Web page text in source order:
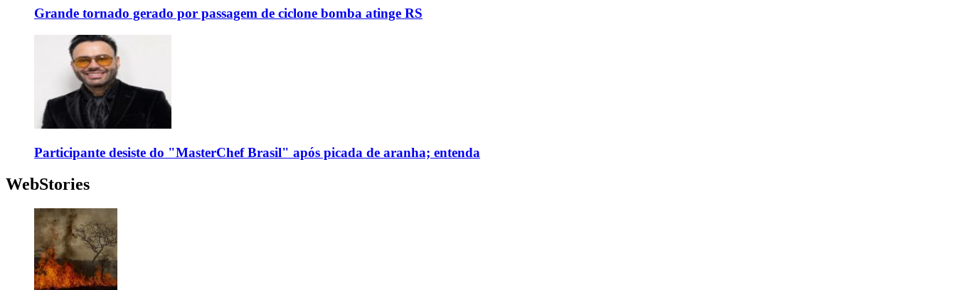
Grande tornado gerado por passagem de ciclone bomba atinge RS
Participante desiste do "MasterChef Brasil" após picada de aranha; entenda
WebStories